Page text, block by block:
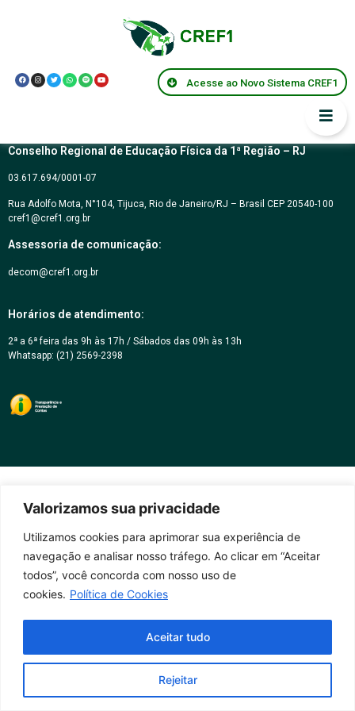
Valorizamos sua privacidade
Utilizamos cookies para aprimorar sua experiência de
navegação e analisar nosso tráfego. Ao clicar em “Aceitar
todos”, você concorda com nosso uso de
cookies. Política de Cookies
Rejeitar
Aceitar tudo
Acesse ao Novo Sistema CREF1
Resolução CREF1
043/2006
Conselho Regional de Educação Física da 1ª Região – RJ
03.617.694/0001-07
Rua Adolfo Mota, N°104, Tijuca, Rio de Janeiro/RJ – Brasil CEP 20540-100
cref1@cref1.org.br
Assessoria de comunicação:
decom@cref1.org.br
Horários de atendimento:
2ª a 6ª feira das 9h às 17h / Sábados das 09h às 13h
Whatsapp: (21) 2569-2398